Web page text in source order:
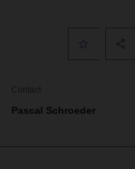
Contact
Pascal Schroeder